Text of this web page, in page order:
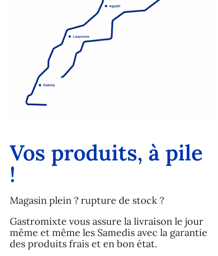
Vos produits, à pile
!
Magasin plein ? rupture de stock ?
Gastromixte vous assure la livraison le jour
même et même les Samedis avec la garantie
des produits frais et en bon état.